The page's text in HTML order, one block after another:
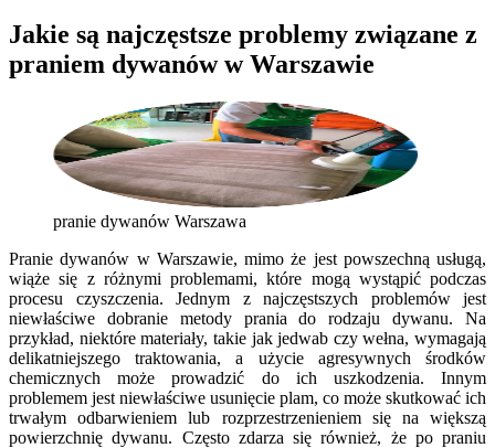
Jakie są najczęstsze problemy związane z
praniem dywanów w Warszawie
pranie dywanów Warszawa
Pranie dywanów w Warszawie, mimo że jest powszechną usługą,
wiąże się z różnymi problemami, które mogą wystąpić podczas
procesu czyszczenia. Jednym z najczęstszych problemów jest
niewłaściwe dobranie metody prania do rodzaju dywanu. Na
przykład, niektóre materiały, takie jak jedwab czy wełna, wymagają
delikatniejszego traktowania, a użycie agresywnych środków
chemicznych może prowadzić do ich uszkodzenia. Innym
problemem jest niewłaściwe usunięcie plam, co może skutkować ich
trwałym odbarwieniem lub rozprzestrzenieniem się na większą
powierzchnię dywanu. Często zdarza się również, że po praniu